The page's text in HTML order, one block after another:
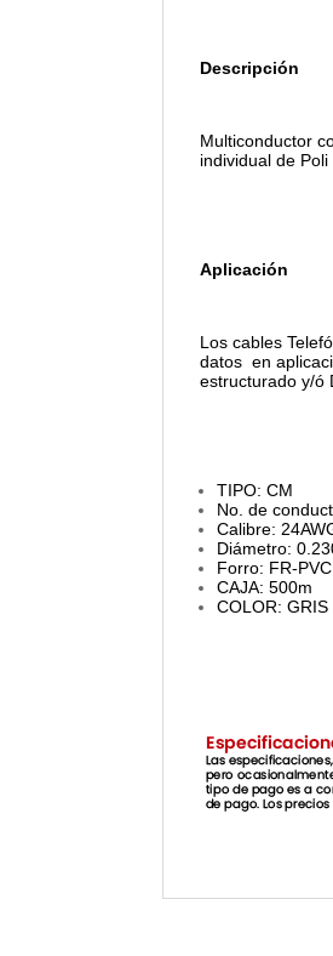
Descripción
Multiconductor
individual de
Aplicación
Los cables
datos en
estructurado y/ó
TIPO: CM
No. de
Calibre:
Diámetro:
Forro: FR-PVC
CAJA: 500m
COLOR: GRIS